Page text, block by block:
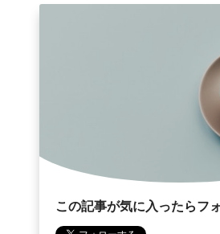
この記事が気に入ったらフ